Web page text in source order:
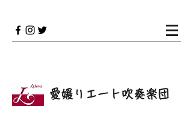
愛媛リエート吹奏楽団